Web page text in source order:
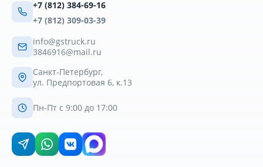
+7 (812) 384-69-16
+7 (812) 309-03-39
info@gstruck.ru
3846916@mail.ru
Санкт-Петербург,
ул. Предпортовая 6, к.13
Пн-Пт с 9:00 до 17:00